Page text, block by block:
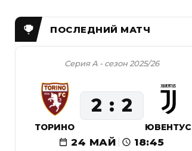
Серия А - сезон 2025/26
24 МАЙ 18:45
ТОРИНО
2 2
ЮВЕНТУС